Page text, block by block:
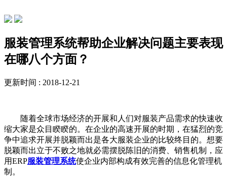
服装管理系统帮助企业解决问题主要表现
在哪八个方面？
更新时间 : 2018-12-21
随着全球市场经济的开展和人们对服装产品需求的快速收
缩大家是众目睽睽的。在企业的高速开展的时期，在猛烈的竞
争中追求开展并脱颖而出是各大服装企业的比较终目的。想要
脱颖而出立于不败之地就必需摆脱陈旧的消费、销售机制，应
用ERP服装管理系统使企业内部构成有效完善的信息化管理机
制。